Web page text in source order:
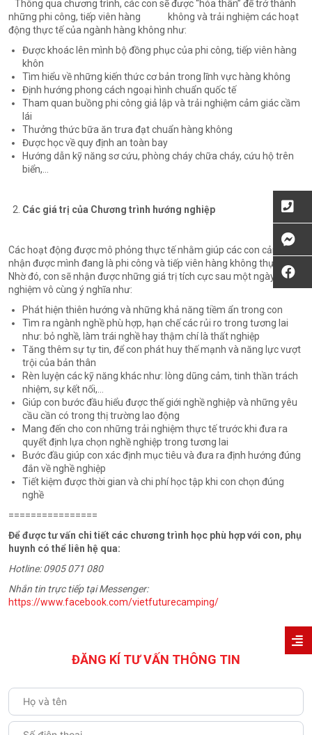
Thông qua chương trình, các con sẽ được “hóa thân” để trở thành
những phi công, tiếp viên hàng không và trải nghiệm các hoạt
động thực tế của ngành hàng không như:
Được khoác lên mình bộ đồng phục của phi công, tiếp viên hàng
khôn
Tìm hiểu về những kiến thức cơ bản trong lĩnh vực hàng không
Định hướng phong cách ngoại hình chuẩn quốc tế
Tham quan buồng phi công giả lập và trải nghiệm cảm giác cầm
lái
Thưởng thức bữa ăn trưa đạt chuẩn hàng không
Được học về quy định an toàn bay
Hướng dẫn kỹ năng sơ cứu, phòng cháy chữa cháy, cứu hộ trên
biển,…
Các giá trị của Chương trình hướng nghiệp
Các hoạt động được mô phỏng thực tế nhằm giúp các con cảm
nhận được mình đang là phi công và tiếp viên hàng không thực thụ.
Nhờ đó, con sẽ nhận được những giá trị tích cực sau một ngày trải
nghiệm vô cùng ý nghĩa như:
Phát hiện thiên hướng và những khả năng tiềm ẩn trong con
Tìm ra ngành nghề phù hợp, hạn chế các rủi ro trong tương lai
như: bỏ nghề, làm trái nghề hay thậm chí là thất nghiệp
Tăng thêm sự tự tin, để con phát huy thế mạnh và năng lực vượt
trội của bản thân
Rèn luyện các kỹ năng khác như: lòng dũng cảm, tinh thần trách
nhiệm, sự kết nối,…
Giúp con bước đầu hiểu được thế giới nghề nghiệp và những yêu
cầu cần có trong thị trường lao động
Mang đến cho con những trải nghiệm thực tế trước khi đưa ra
quyết định lựa chọn nghề nghiệp trong tương lai
Bước đầu giúp con xác định mục tiêu và đưa ra định hướng đúng
đắn về nghề nghiệp
Tiết kiệm được thời gian và chi phí học tập khi con chọn đúng
nghề
================
Để được tư vấn chi tiết các chương trình học phù hợp với con, phụ
huynh có thể liên hệ qua:
Hotline: 0905 071 080
Nhắn tin trực tiếp tại Messenger:
https://www.facebook.com/vietfuturecamping/
ĐĂNG KÍ TƯ VẤN THÔNG TIN